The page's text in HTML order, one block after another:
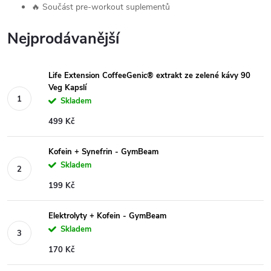
🔥 Součást pre-workout suplementů
Nejprodávanější
Life Extension CoffeeGenic® extrakt ze zelené kávy 90
Veg Kapslí
Skladem
499 Kč
Kofein + Synefrin - GymBeam
Skladem
199 Kč
Elektrolyty + Kofein - GymBeam
Skladem
170 Kč